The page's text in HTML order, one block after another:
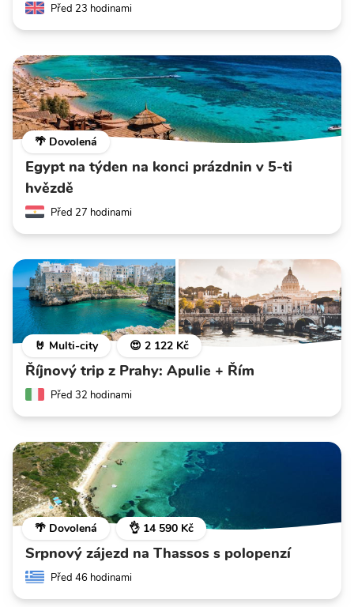
Před 23 hodinami
🌴 Dovolená
Egypt na týden na konci prázdnin v 5-ti
hvězdě
Před 27 hodinami
🤘 Multi-city 😍 2 122 Kč
Říjnový trip z Prahy: Apulie + Řím
Před 32 hodinami
🌴 Dovolená 👌 14 590 Kč
Srpnový zájezd na Thassos s polopenzí
Před 46 hodinami